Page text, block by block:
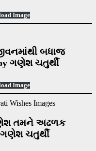
Image
ગણેશ ચતુર્થી
Image
ચતુર્થી